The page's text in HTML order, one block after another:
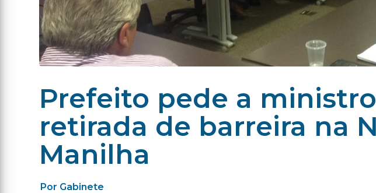
Prefeito pede a
retirada de barreira na
Manilha
Por Gabinete